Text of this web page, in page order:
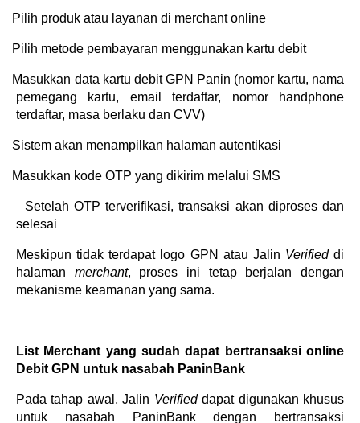
Pilih produk atau layanan di merchant online
Pilih metode pembayaran menggunakan kartu debit
Masukkan data kartu debit GPN Panin (nomor kartu, nama
pemegang kartu, email terdaftar, nomor handphone
terdaftar, masa berlaku dan CVV)
Sistem akan menampilkan halaman autentikasi
Masukkan kode OTP yang dikirim melalui SMS
Setelah OTP terverifikasi, transaksi akan diproses dan
selesai
Meskipun tidak terdapat logo GPN atau Jalin Verifieddi
halaman merchant, proses ini tetap berjalan dengan
mekanisme keamanan yang sama.
List Merchant yang sudah dapat bertransaksi online
Debit GPN untuk nasabah PaninBank
Pada tahap awal, Jalin Verifieddapat digunakan khusus
untuk nasabah PaninBank dengan bertransaksi